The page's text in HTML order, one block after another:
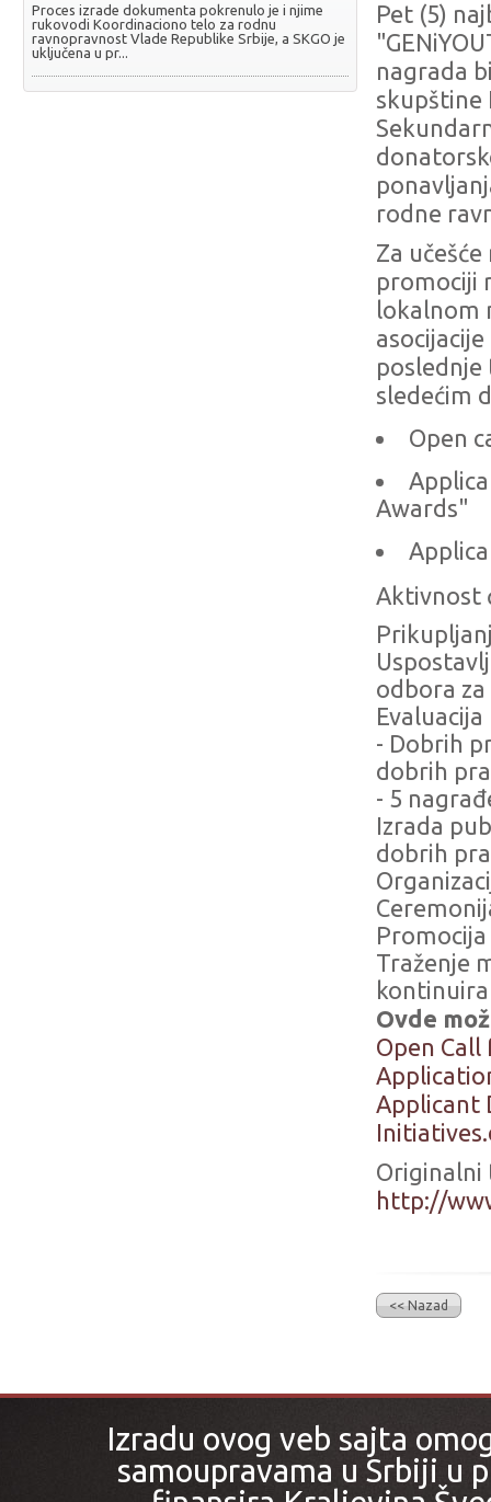
Proces izrade dokumenta pokrenulo je i njime
rukovodi Koordinaciono telo za rodnu
ravnopravnost Vlade Republike Srbije, a SKGO je
uključena u pr...
Pet (5)
nagrada
skupštine
rodne
Za
promociji
lokalnom
poslednje
sledećim
Open
Awards"
Aktivnost
odbora za
Evaluacija
- Dobrih
dobrih
- 5
Izrada
dobrih
Traženje
Ovde
Open Call
Applicant
Originalni
http://
<< Nazad
Izradu ovog veb sajta
samoupravama u Srbiji u